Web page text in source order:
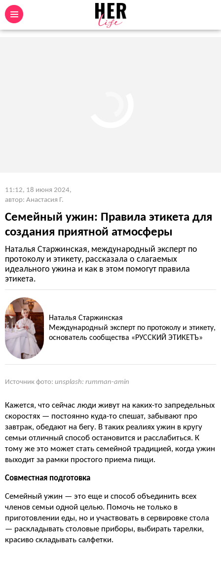
11:12, 18 июня 2024,
автор: Анастасия Г.
Семейный ужин: Правила этикета для
создания приятной атмосферы
Наталья Старжинская, международный эксперт по
протоколу и этикету, рассказала о слагаемых
идеального ужина и как в этом помогут правила
этикета.
Наталья Старжинская
Международный эксперт по протоколу и этикету,
основатель сообщества «РУССКИЙ ЭТИКЕТЪ»
Источник фото: unsplash: rumman-amin
Кажется, что сейчас люди живут на каких-то запредельных
скоростях — постоянно куда-то спешат, забывают про
завтрак, обедают на бегу. В таких реалиях ужин в кругу
семьи отличный способ остановится и расслабиться. К
тому же это может стать семейной традицией, когда ужин
выходит за рамки простого приема пищи.
Совместная подготовка
Семейный ужин — это еще и способ объединить всех
членов семьи одной целью. Помочь не только в
приготовлении еды, но и участвовать в сервировке стола
— раскладывать столовые приборы, выбирать тарелки,
красиво складывать салфетки.